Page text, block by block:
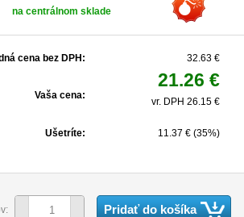
na centrálnom sklade
cena bez DPH: 32.63 €
Vaša cena:
21.26 €
vr. DPH 26.15 €
Ušetríte: 11.37 € (35%)
Pridať do košíka